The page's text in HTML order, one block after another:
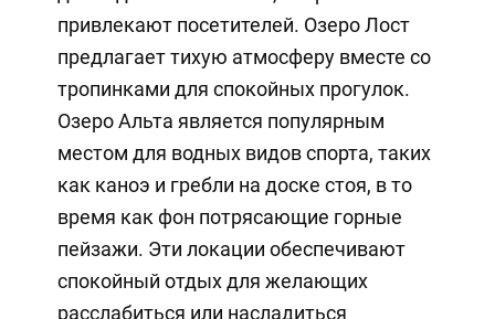
привлекают посетителей. Озеро Лост
предлагает тихую атмосферу вместе со
тропинками для спокойных прогулок.
Озеро Альта является популярным
местом для водных видов спорта, таких
как каноэ и гребли на доске стоя, в то
время как фон потрясающие горные
пейзажи. Эти локации обеспечивают
спокойный отдых для желающих
расслабиться или насладиться